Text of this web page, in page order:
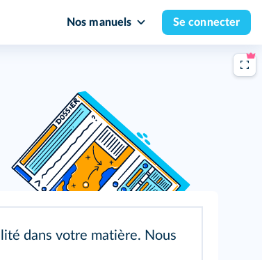
Nos manuels Se connecter
dans votre matière. Nous